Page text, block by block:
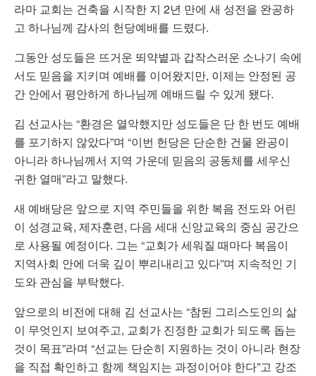
라마 교회는 건축을 시작한 지 2년 만에 새 성전을 완공하
고 하나님께 감사의 헌당예배를 드렸다.
그동안 성도들은 뜨거운 뙤약볕과 갑작스러운 소나기 속에
서도 믿음을 지키며 예배를 이어왔지만, 이제는 안정된 공
간 안에서 평안하게 하나님께 예배드릴 수 있게 됐다.
김 선교사는 “환경은 열악했지만 성도들은 단 한 번도 예배
를 포기하지 않았다”며 “이번 헌당은 단순한 건물 완공이
아니라 하나님께서 지역 가운데 믿음의 공동체를 세우신
귀한 열매”라고 말했다.
새 예배당은 앞으로 지역 주민들을 위한 복음 전도와 어린
이 성경교육, 제자훈련, 다음 세대 신앙교육의 중심 공간으
로 사용될 예정이다. 그는 “교회가 세워질 때마다 복음이
지역사회 안에 더욱 깊이 뿌리내리고 있다”며 지속적인 기
도와 관심을 부탁했다.
앞으로의 비전에 대해 김 선교사는 “참된 그리스도인의 삶
이 무엇인지 보여주고, 교회가 진정한 교회가 되도록 돕는
것이 목표”라며 “선교는 단순히 지원하는 것이 아니라 현장
을 직접 확인하고 함께 책임지는 과정이어야 한다”고 강조